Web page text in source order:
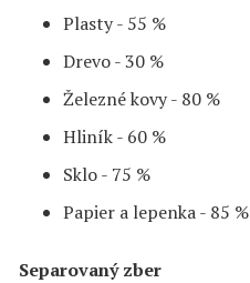
Plasty - 55 %
Drevo - 30 %
Železné kovy - 80 %
Hliník - 60 %
Sklo - 75 %
Papier a lepenka - 85 %
Separovaný zber